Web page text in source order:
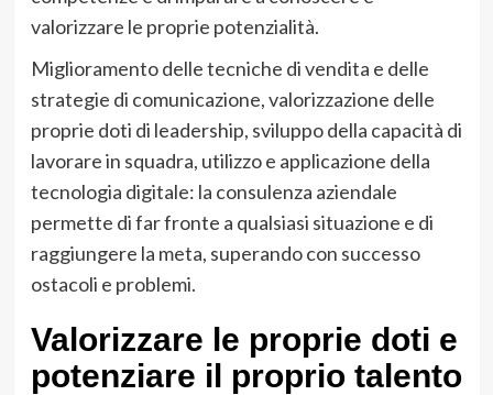
valorizzare le proprie potenzialità.
Miglioramento delle tecniche di vendita e delle
strategie di comunicazione, valorizzazione delle
proprie doti di leadership, sviluppo della capacità di
lavorare in squadra, utilizzo e applicazione della
tecnologia digitale: la consulenza aziendale
permette di far fronte a qualsiasi situazione e di
raggiungere la meta, superando con successo
ostacoli e problemi.
Valorizzare le proprie doti e
potenziare il proprio talento